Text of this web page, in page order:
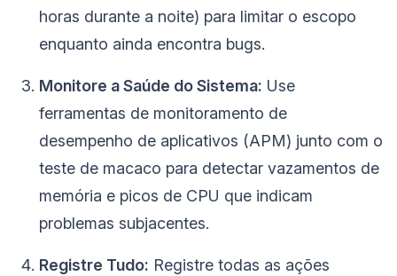
horas durante a noite) para limitar o escopo
enquanto ainda encontra bugs.
Monitore a Saúde do Sistema: Use
ferramentas de monitoramento de
desempenho de aplicativos (APM) junto com o
teste de macaco para detectar vazamentos de
memória e picos de CPU que indicam
problemas subjacentes.
Registre Tudo: Registre todas as ações